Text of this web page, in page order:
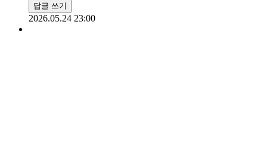
답글 쓰기
2026.05.24 23:00